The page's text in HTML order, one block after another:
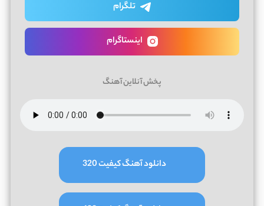
تلگرام
اینستاگرام
پخش آنلاین آهنگ
دانلود آهنگ کیفیت 320